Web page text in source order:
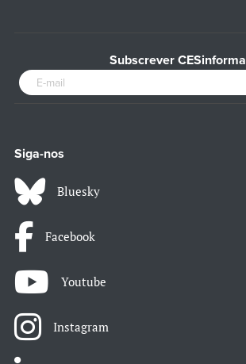
Subscrever CESinforma
Siga-nos
Bluesky
Facebook
Youtube
Instagram